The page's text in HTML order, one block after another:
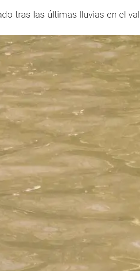
tras las últimas lluvias en el